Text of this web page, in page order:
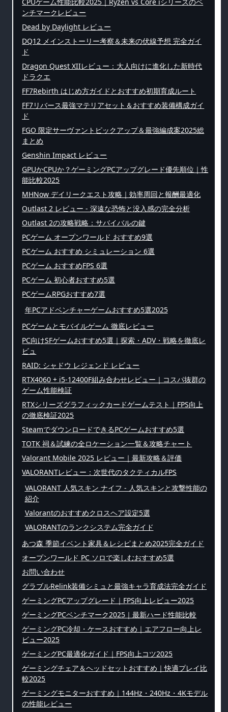
ンチマークレビュー
Dead by Daylight レビュー
DQ12 メインストーリー考察＆未来の伏線予想 完全ガイ
ド
Dragon Quest XIIレビュー：大人向けに進化した新時代
ドラクエ
FF7Rebirth はじめ方ガイドとおすすめ初期育成ルート
FF7リバース最強マテリアセット＆おすすめ装備構成ガイ
ド
FGO 限定サーヴァントピックアップ＆最強編成案2025総
まとめ
Genshin Impact レビュー
GPUかCPUか？ゲーミングPCアップグレード優先順位｜性
能比較2025
MHNow デイリークエスト攻略｜効率周回と報酬最適化
Outlast 2 レビュー - 深遠な恐怖と没入感の完全分析
Outlast 2の攻略戦略：サバイバルの鍵
PCゲーム オープンワールド おすすめ9選
PCゲーム おすすめ シミュレーション 6選
PCゲーム おすすめFPS 6選
PCゲーム 初心者おすすめ5選
PCゲームRPGおすすめ7選
年PCアドベンチャーゲームおすすめ5選2025
PCゲームとモバイルゲーム 徹底レビュー
PC向けSFゲームおすすめ5選｜探索・ADV・戦略を徹底レ
ビュ
RAID: シャドウ レジェンド レビュー
RTX4060 + i5-12400F組み合わせレビュー｜コスパ抜群の
ゲーム性能検証
RTXシリーズグラフィックカードゲームテスト｜FPS向上
の徹底検証2025
SteamでダウンロードできるPCゲームおすすめ5選
TOTK 祠＆試練の全ロケーション一覧＆攻略チャート
Valorant Mobile 2025 レビュー｜最新攻略＆評価
VALORANTレビュー：次世代のタクティカルFPS
VALORANT 人気スキン ナイフ - 人気スキンと攻撃性能の
紹介
Valorantのおすすめクロスヘア設定5選
VALORANTのランクシステム完全ガイド
あつ森 季節イベント家具＆レシピまとめ2025完全ガイド
オープンワールド PC ソロで楽しむおすすめ5選
お問い合わせ
グラブルRelink装備シミュと最強キャラ育成法完全ガイド
ゲーミングPCアップグレード｜FPS向上レビュー2025
ゲーミングPCベンチマーク2025｜最新ハード性能比較
ゲーミングPC冷却・ケースおすすめ｜エアフロー向上レ
ビュー2025
ゲーミングPC最適化ガイド｜FPS向上コツ2025
ゲーミングチェア＆ヘッドセットおすすめ｜快適プレイ比
較2025
ゲーミングモニターおすすめ｜144Hz・240Hz・4Kモデル
の性能レビュー